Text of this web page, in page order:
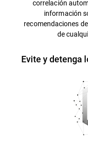
correlación
información
recomendaciones
de
Evite y detenga